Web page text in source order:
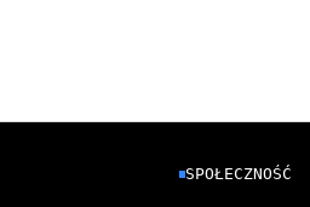
SPOŁECZNOŚĆ